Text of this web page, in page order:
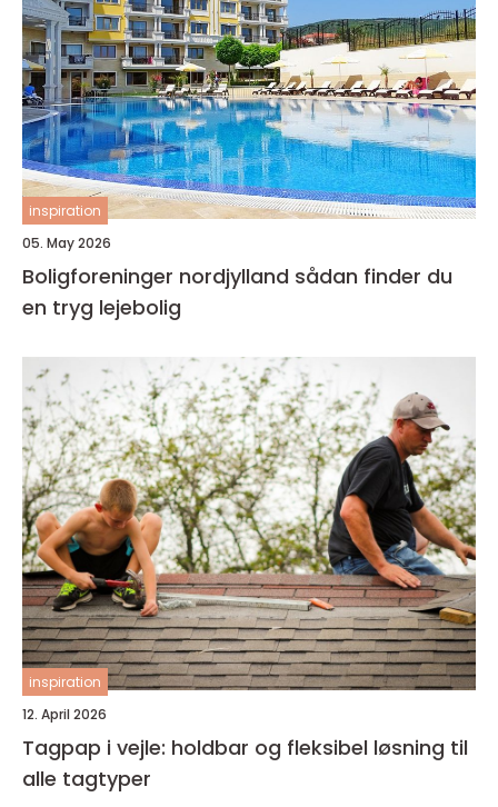
inspiration
05. May 2026
Boligforeninger nordjylland sådan finder du
en tryg lejebolig
inspiration
12. April 2026
Tagpap i vejle: holdbar og fleksibel løsning til
alle tagtyper